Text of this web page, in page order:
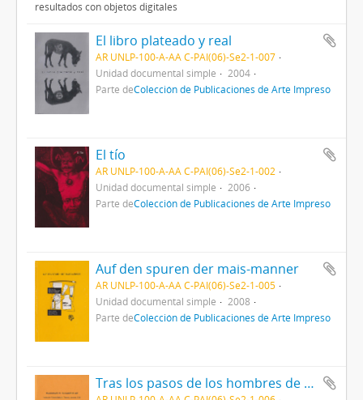
resultados con objetos digitales
El libro plateado y real
AR UNLP-100-A-AA C-PAI(06)-Se2-1-007
Unidad documental simple
2004
Parte deColección de Publicaciones de Arte Impreso
El tío
AR UNLP-100-A-AA C-PAI(06)-Se2-1-002
Unidad documental simple
2006
Parte deColección de Publicaciones de Arte Impreso
Auf den spuren der mais-manner
AR UNLP-100-A-AA C-PAI(06)-Se2-1-005
Unidad documental simple
2008
Parte deColección de Publicaciones de Arte Impreso
Tras los pasos de los hombres de maíz